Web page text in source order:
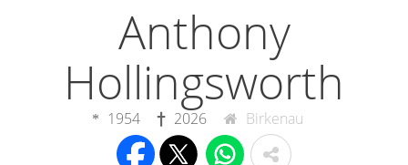
Anthony
Hollingsworth
1954 2026 Birkenau